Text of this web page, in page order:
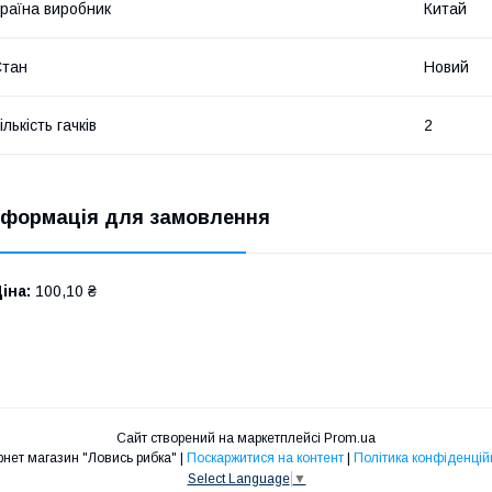
виробник Китай
Новий
гачків 2
для замовлення
100,10 ₴
Сайт створений на маркетплейсі Prom.ua
Інтернет магазин "Ловись рибка" | Поскаржитися на контент | Політика
Select Language ▼